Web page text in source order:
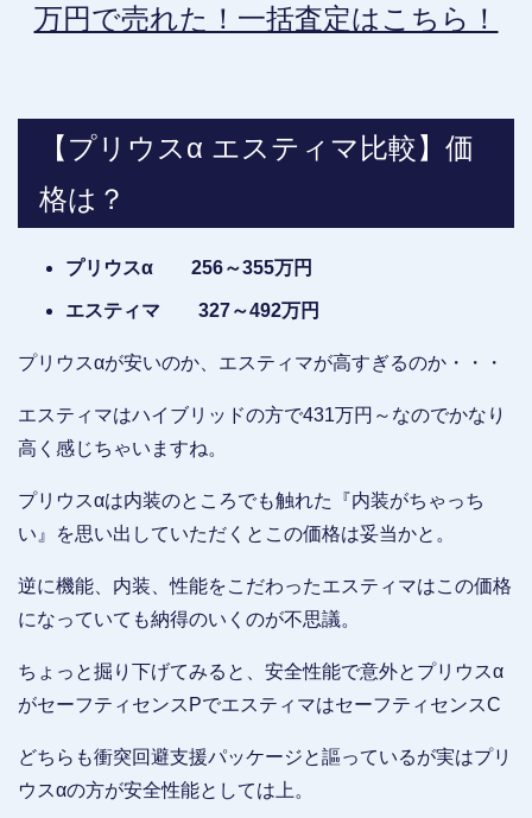
万円で売れた！一括査定はこちら！
【プリウスα エスティマ比較】価
格は？
プリウスα 256～355万円
エスティマ 327～492万円
プリウスαが安いのか、エスティマが高すぎるのか・・・
エスティマはハイブリッドの方で431万円～なのでかなり
高く感じちゃいますね。
プリウスαは内装のところでも触れた『内装がちゃっち
い』を思い出していただくとこの価格は妥当かと。
逆に機能、内装、性能をこだわったエスティマはこの価格
になっていても納得のいくのが不思議。
ちょっと掘り下げてみると、安全性能で意外とプリウスα
がセーフティセンスPでエスティマはセーフティセンスC
どちらも衝突回避支援パッケージと謳っているが実はプリ
ウスαの方が安全性能としては上。